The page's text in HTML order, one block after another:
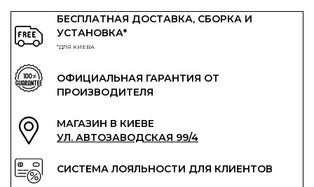
БЕСПЛАТНАЯ ДОСТАВКА, СБОРКА И
УСТАНОВКА*
*ДЛЯ КИЕВА
ОФИЦИАЛЬНАЯ ГАРАНТИЯ ОТ
ПРОИЗВОДИТЕЛЯ
МАГАЗИН В КИЕВЕ
УЛ. АВТОЗАВОДСКАЯ 99/4
СИСТЕМА ЛОЯЛЬНОСТИ ДЛЯ КЛИЕНТОВ